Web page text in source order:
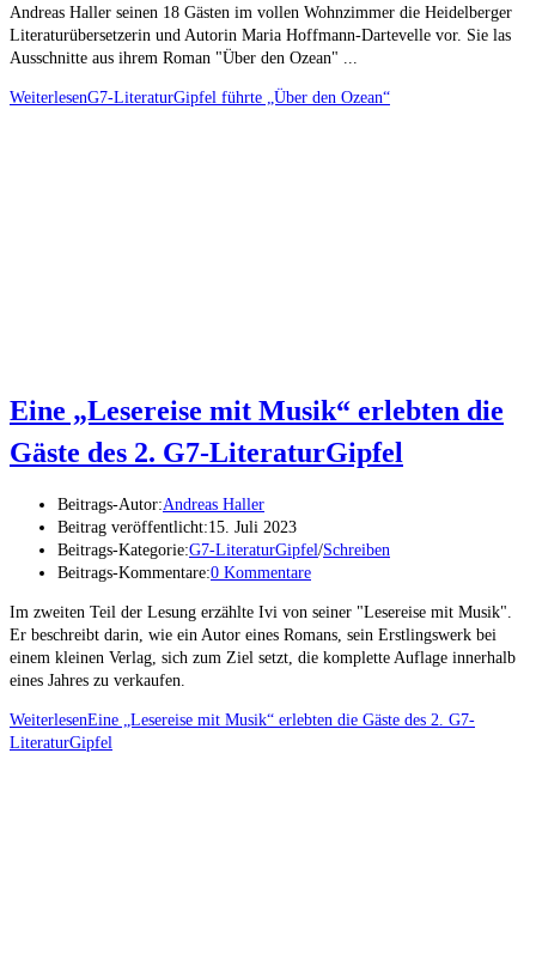
Andreas Haller seinen 18 Gästen im vollen Wohnzimmer die Heidelberger
Literaturübersetzerin und Autorin Maria Hoffmann-Dartevelle vor. Sie las
Ausschnitte aus ihrem Roman "Über den Ozean" ...
WeiterlesenG7-LiteraturGipfel führte „Über den Ozean“
Eine „Lesereise mit Musik“ erlebten die
Gäste des 2. G7-LiteraturGipfel
Beitrags-Autor:Andreas Haller
Beitrag veröffentlicht:15. Juli 2023
Beitrags-Kategorie:G7-LiteraturGipfel/Schreiben
Beitrags-Kommentare:0 Kommentare
Im zweiten Teil der Lesung erzählte Ivi von seiner "Lesereise mit Musik".
Er beschreibt darin, wie ein Autor eines Romans, sein Erstlingswerk bei
einem kleinen Verlag, sich zum Ziel setzt, die komplette Auflage innerhalb
eines Jahres zu verkaufen.
WeiterlesenEine „Lesereise mit Musik“ erlebten die Gäste des 2. G7-
LiteraturGipfel